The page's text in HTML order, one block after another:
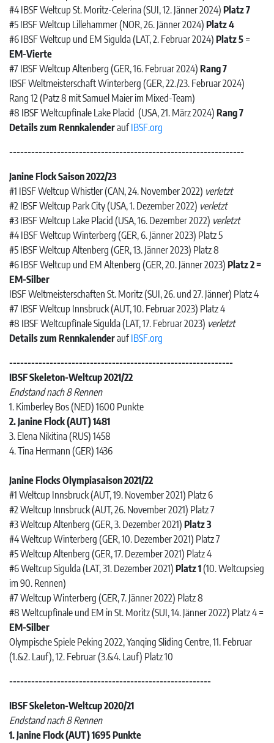
#4 IBSF Weltcup St. Moritz-Celerina (SUI, 12. Jänner 2024) Platz 7
#5 IBSF Weltcup Lillehammer (NOR, 26. Jänner 2024) Platz 4
#6 IBSF Weltcup und EM Sigulda (LAT, 2. Februar 2024) Platz 5 =
EM-Vierte
#7 IBSF Weltcup Altenberg (GER, 16. Februar 2024) Rang 7
IBSF Weltmeisterschaft Winterberg (GER, 22./23. Februar 2024)
Rang 12 (Patz 8 mit Samuel Maier im Mixed-Team)
#8 IBSF Weltcupfinale Lake Placid (USA, 21. März 2024) Rang 7
Details zum RennkalenderaufIBSF.org
----------------------------------------------------------------
Janine Flock Saison 2022/23
#1 IBSF Weltcup Whistler (CAN, 24. November 2022) verletzt
#2 IBSF Weltcup Park City (USA, 1. Dezember 2022) verletzt
#3 IBSF Weltcup Lake Placid (USA, 16. Dezember 2022) verletzt
#4 IBSF Weltcup Winterberg (GER, 6. Jänner 2023) Platz 5
#5 IBSF Weltcup Altenberg (GER, 13. Jänner 2023) Platz 8
#6 IBSF Weltcup und EM Altenberg (GER, 20. Jänner 2023) Platz 2 =
EM-Silber
IBSF Weltmeisterschaften St. Moritz (SUI, 26. und 27. Jänner) Platz 4
#7 IBSF Weltcup Innsbruck (AUT, 10. Februar 2023) Platz 4
#8 IBSF Weltcupfinale Sigulda (LAT, 17. Februar 2023) verletzt
Details zum RennkalenderaufIBSF.org
-------------------------------------------------------------
IBSF Skeleton-Weltcup 2021/22
Endstand nach 8 Rennen
1. Kimberley Bos (NED) 1600 Punkte
2. Janine Flock (AUT) 1481
3. Elena Nikitina (RUS) 1458
4. Tina Hermann (GER) 1436
Janine Flocks Olympiasaison 2021/22
#1 Weltcup Innsbruck (AUT, 19. November 2021) Platz 6
#2 Weltcup Innsbruck (AUT, 26. November 2021) Platz 7
#3 Weltcup Altenberg (GER, 3. Dezember 2021) Platz 3
#4 Weltcup Winterberg (GER, 10. Dezember 2021) Platz 7
#5 Weltcup Altenberg (GER, 17. Dezember 2021) Platz 4
#6 Weltcup Sigulda (LAT, 31. Dezember 2021) Platz 1(10. Weltcupsieg
im 90. Rennen)
#7 Weltcup Winterberg (GER, 7. Jänner 2022) Platz 8
#8 Weltcupfinale und EM in St. Moritz (SUI, 14. Jänner 2022) Platz 4 =
EM-Silber
Olympische Spiele Peking 2022, Yanqing Sliding Centre, 11. Februar
(1.&2. Lauf), 12. Februar (3.&4. Lauf) Platz 10
-------------------------------------------------------
IBSF Skeleton-Weltcup 2020/21
Endstand nach 8 Rennen
1. Janine Flock (AUT) 1695 Punkte